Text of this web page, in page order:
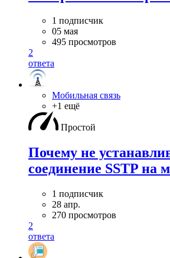
1 подписчик
05 мая
495 просмотров
2
ответа
Мобильная связь
+1 ещё
Простой
Почему не
соединение SSTP на
1 подписчик
28 апр.
270 просмотров
2
ответа